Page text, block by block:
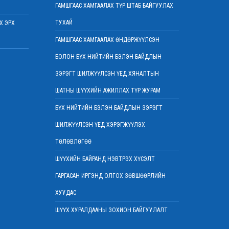
уралдаан зарлалаа
2022 оны 03 сарын 04
“Цэцэнсхолдинг” ХХК, “Цэцэнс майнинг энд
иудын нэхэмжлэлтэй хэргийг хянан
Дээд шүүхийн нийт шүүгчийн хуралдаан
боллоо
Дээд шүүхийн нийт шүүгчийн хуралдаан
болно
шинжилгээний өгүүлэл хүлээн авч байна
2022 оны 02 сарын 17
ЭРХ
ГАМШГААС ХАМГААЛАХ ТҮР ШТАБ БАЙГУУЛАХ
ТУХАЙ
ГАМШГААС ХАМГААЛАХ ӨНДӨРЖҮҮЛСЭН
БОЛОН БҮХ НИЙТИЙН БЭЛЭН БАЙДЛЫН
ЗЭРЭГТ ШИЛЖҮҮЛСЭН ҮЕД ХЯНАЛТЫН
ШАТНЫ ШҮҮХИЙН АЖИЛЛАХ ТҮР ЖУРАМ
БҮХ НИЙТИЙН БЭЛЭН БАЙДЛЫН ЗЭРЭГТ
ШИЛЖҮҮЛСЭН ҮЕД ХЭРЭГЖҮҮЛЭХ
ТӨЛӨВЛӨГӨӨ
ШҮҮХИЙН БАЙРАНД НЭВТРЭХ ХҮСЭЛТ
ГАРГАСАН ИРГЭНД ОЛГОХ ЗӨВШӨӨРЛИЙН
ХУУДАС
ШҮҮХ ХУРАЛДААНЫ ЗОХИОН БАЙГУУЛАЛТ